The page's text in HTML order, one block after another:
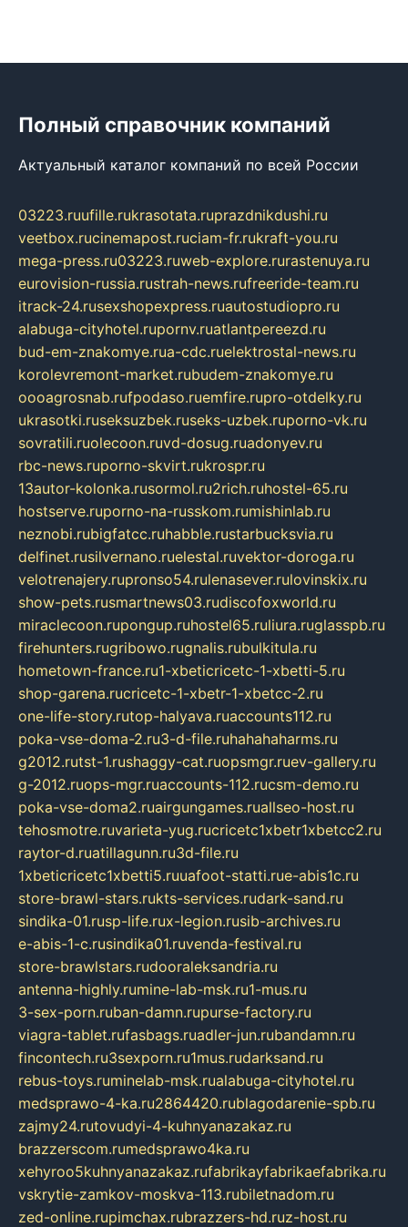
Полный справочник компаний
Актуальный каталог компаний по всей России
03223.ruufille.rukrasotata.ruprazdnikdushi.ru
veetbox.rucinemapost.ruciam-fr.rukraft-you.ru
mega-press.ru03223.ruweb-explore.rurastenuya.ru
eurovision-russia.rustrah-news.rufreeride-team.ru
itrack-24.rusexshopexpress.ruautostudiopro.ru
alabuga-cityhotel.rupornv.ruatlantpereezd.ru
bud-em-znakomye.rua-cdc.ruelektrostal-news.ru
korolevremont-market.rubudem-znakomye.ru
oooagrosnab.rufpodaso.ruemfire.rupro-otdelky.ru
ukrasotki.ruseksuzbek.ruseks-uzbek.ruporno-vk.ru
sovratili.ruolecoon.ruvd-dosug.ruadonyev.ru
rbc-news.ruporno-skvirt.rukrospr.ru
13autor-kolonka.rusormol.ru2rich.ruhostel-65.ru
hostserve.ruporno-na-russkom.rumishinlab.ru
neznobi.rubigfatcc.ruhabble.rustarbucksvia.ru
delfinet.rusilvernano.ruelestal.ruvektor-doroga.ru
velotrenajery.rupronso54.rulenasever.rulovinskix.ru
show-pets.rusmartnews03.rudiscofoxworld.ru
miraclecoon.rupongup.ruhostel65.ruliura.ruglasspb.ru
firehunters.rugribowo.rugnalis.rubulkitula.ru
hometown-france.ru1-xbeticricetc-1-xbetti-5.ru
shop-garena.rucricetc-1-xbetr-1-xbetcc-2.ru
one-life-story.rutop-halyava.ruaccounts112.ru
poka-vse-doma-2.ru3-d-file.ruhahahaharms.ru
g2012.rutst-1.rushaggy-cat.ruopsmgr.ruev-gallery.ru
g-2012.ruops-mgr.ruaccounts-112.rucsm-demo.ru
poka-vse-doma2.ruairgungames.ruallseo-host.ru
tehosmotre.ruvarieta-yug.rucricetc1xbetr1xbetcc2.ru
raytor-d.ruatillagunn.ru3d-file.ru
1xbeticricetc1xbetti5.ruuafoot-statti.rue-abis1c.ru
store-brawl-stars.rukts-services.rudark-sand.ru
sindika-01.rusp-life.rux-legion.rusib-archives.ru
e-abis-1-c.rusindika01.ruvenda-festival.ru
store-brawlstars.rudooraleksandria.ru
antenna-highly.rumine-lab-msk.ru1-mus.ru
3-sex-porn.ruban-damn.rupurse-factory.ru
viagra-tablet.rufasbags.ruadler-jun.rubandamn.ru
fincontech.ru3sexporn.ru1mus.rudarksand.ru
rebus-toys.ruminelab-msk.rualabuga-cityhotel.ru
medsprawo-4-ka.ru2864420.rublagodarenie-spb.ru
zajmy24.rutovudyi-4-kuhnyanazakaz.ru
brazzerscom.rumedsprawo4ka.ru
xehyroo5kuhnyanazakaz.rufabrikayfabrikaefabrika.ru
vskrytie-zamkov-moskva-113.rubiletnadom.ru
zed-online.rupimchax.rubrazzers-hd.ruz-host.ru